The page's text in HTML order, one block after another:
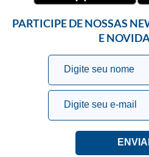
PARTICIPE DE NOSSAS
E